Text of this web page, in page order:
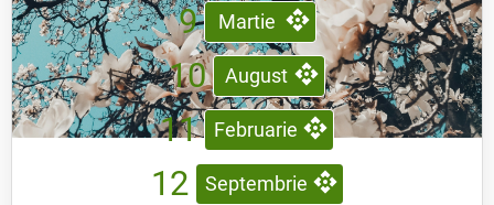
9 Martie
10 August
11 Februarie
12 Septembrie